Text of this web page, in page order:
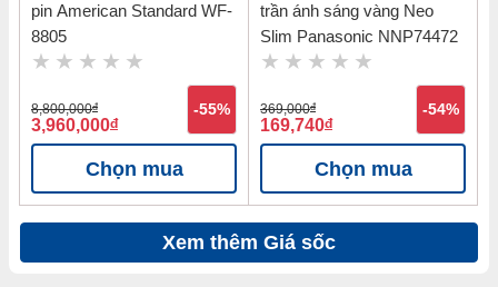
pin American Standard WF-
8805
8,800,000đ
3,960,000đ
-55%
Chọn mua
trần ánh sáng vàng Neo
Slim Panasonic NNP74472
369,000đ
169,740đ
-54%
Chọn mua
Xem thêm Giá sốc